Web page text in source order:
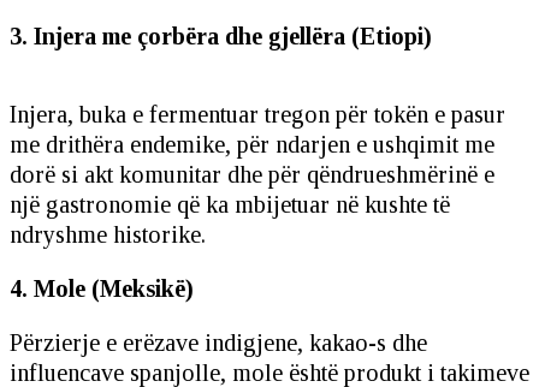
3. Injera me çorbëra dhe gjellëra (Etiopi)
Injera, buka e fermentuar tregon për tokën e pasur
me drithëra endemike, për ndarjen e ushqimit me
dorë si akt komunitar dhe për qëndrueshmërinë e
një gastronomie që ka mbijetuar në kushte të
ndryshme historike.
4. Mole (Meksikë)
Përzierje e erëzave indigjene, kakao-s dhe
influencave spanjolle, mole është produkt i takimeve